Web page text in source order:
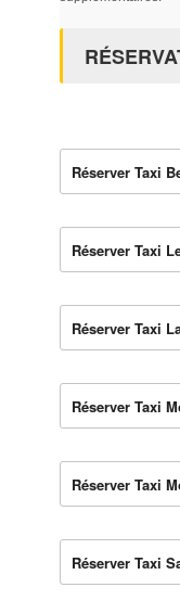
Réserver Taxi
Réserver Taxi
Réserver Taxi
Réserver Taxi
Réserver Taxi
Réserver Taxi